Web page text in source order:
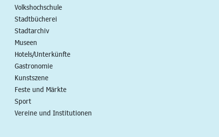
Volkshochschule
Stadtbücherei
Stadtarchiv
Museen
Hotels/Unterkünfte
Gastronomie
Kunstszene
Feste und Märkte
Sport
Vereine und Institutionen